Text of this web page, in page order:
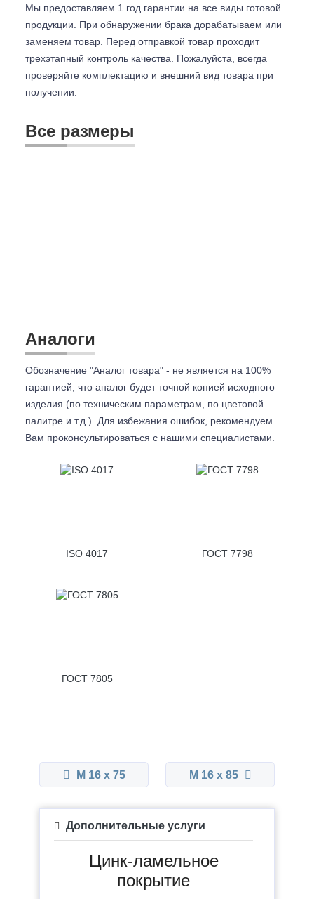
Мы предоставляем 1 год гарантии на все виды готовой
продукции. При обнаружении брака дорабатываем или
заменяем товар. Перед отправкой товар проходит
трехэтапный контроль качества. Пожалуйста, всегда
проверяйте комплектацию и внешний вид товара при
получении.
Все размеры
Аналоги
Обозначение "Аналог товара" - не является на 100%
гарантией, что аналог будет точной копией исходного
изделия (по техническим параметрам, по цветовой
палитре и т.д.). Для избежания ошибок, рекомендуем
Вам проконсультироваться с нашими специалистами.
ISO 4017 ГОСТ 7798
ГОСТ 7805
М 16 x 75 М 16 x 85
Дополнительные услуги
Цинк-ламельное
покрытие